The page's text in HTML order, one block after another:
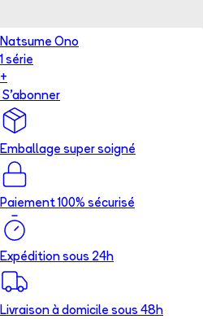
Natsume Ono
1 série
+
S'abonner
Emballage super soigné
Paiement 100% sécurisé
Expédition sous 24h
Livraison à domicile sous 48h